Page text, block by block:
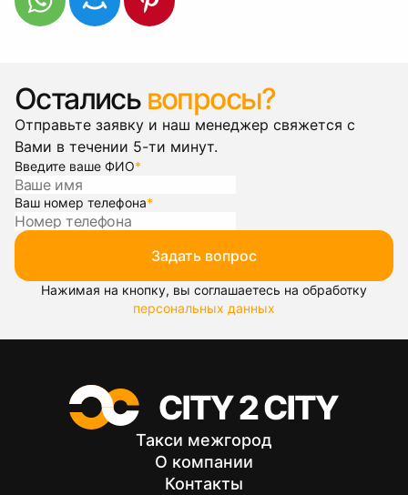
Остались вопросы?
Отправьте заявку и наш менеджер свяжется с
Вами в течении 5-ти минут.
Введите ваше ФИО*
Ваш номер телефона*
Задать вопрос
Нажимая на кнопку, вы соглашаетесь на обработку
персональных данных
Такси межгород
О компании
Контакты